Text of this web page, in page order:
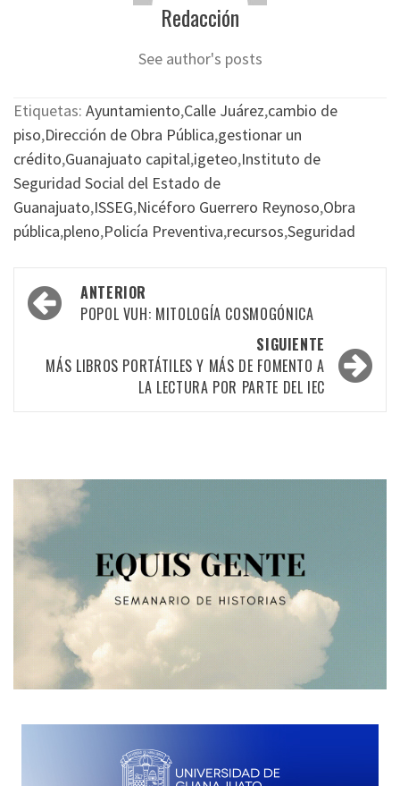
Redacción
See author's posts
Etiquetas: Ayuntamiento,Calle Juárez,cambio de
piso,Dirección de Obra Pública,gestionar un
crédito,Guanajuato capital,igeteo,Instituto de
Seguridad Social del Estado de
Guanajuato,ISSEG,Nicéforo Guerrero Reynoso,Obra
pública,pleno,Policía Preventiva,recursos,Seguridad
Navegación
por
las
entradas
ANTERIOR
POPOL VUH: MITOLOGÍA COSMOGÓNICA
SIGUIENTE
MÁS LIBROS PORTÁTILES Y MÁS DE FOMENTO A
LA LECTURA POR PARTE DEL IEC